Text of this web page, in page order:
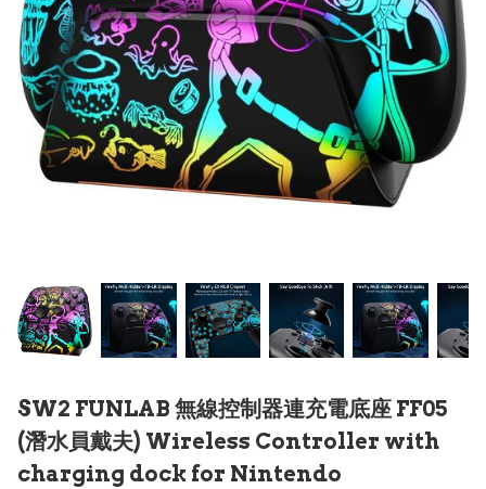
SW2 FUNLAB 無線控制器連充電底座 FF05
(潛水員戴夫) Wireless Controller with
charging dock for Nintendo